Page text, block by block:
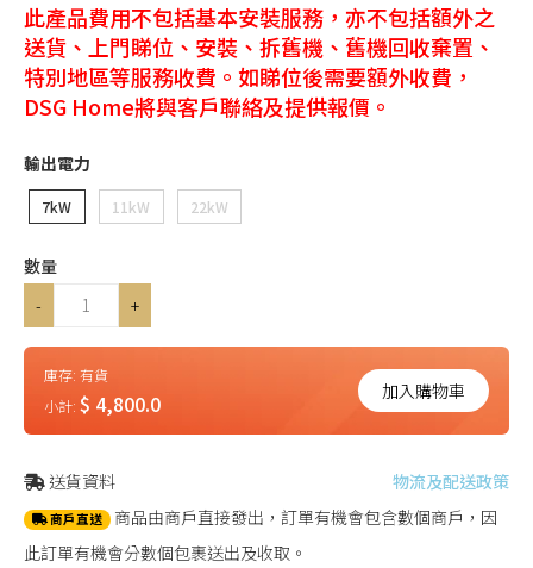
此產品費用不包括基本安裝服務，亦不包括額外之
送貨、上門睇位、安裝、拆舊機、舊機回收棄置、
特別地區等服務收費。如睇位後需要額外收費，
DSG Home將與客戶聯絡及提供報價。
輸出電力
7kW 11kW 22kW
數量
-
+
庫存: 有貨
小計: $ 4,800.0 加入購物車
送貨資料 物流及配送政策
商戶直送 商品由商戶直接發出，訂單有機會包含數個商戶，因
此訂單有機會分數個包裹送出及收取。